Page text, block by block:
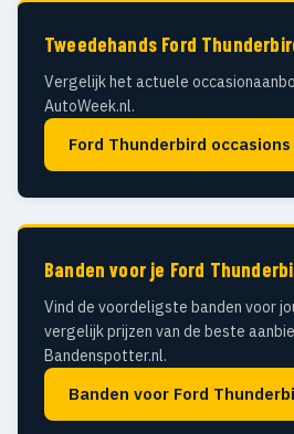
Tweedehands Ford
Vergelijk het actuele
AutoWeek.nl.
Ford Thunderbird occasions
Banden voor je Ford
Vind de voordeligste banden voor
vergelijk prijzen van de beste
Bandenspotter.nl.
Banden voor Ford